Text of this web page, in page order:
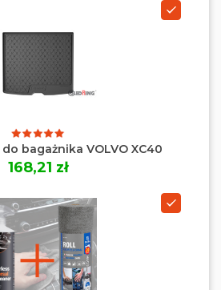
bagażnika VOLVO XC40
168,21 zł